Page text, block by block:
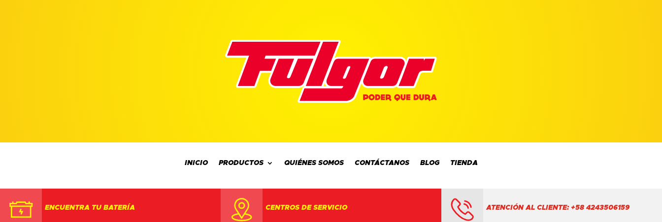
INICIO PRODUCTOS QUIÉNES SOMOS CONTÁCTANOS BLOG TIENDA
ENCUENTRA TU BATERÍA CENTROS DE SERVICIO ATENCIÓN AL CLIENTE: +58 4243506159